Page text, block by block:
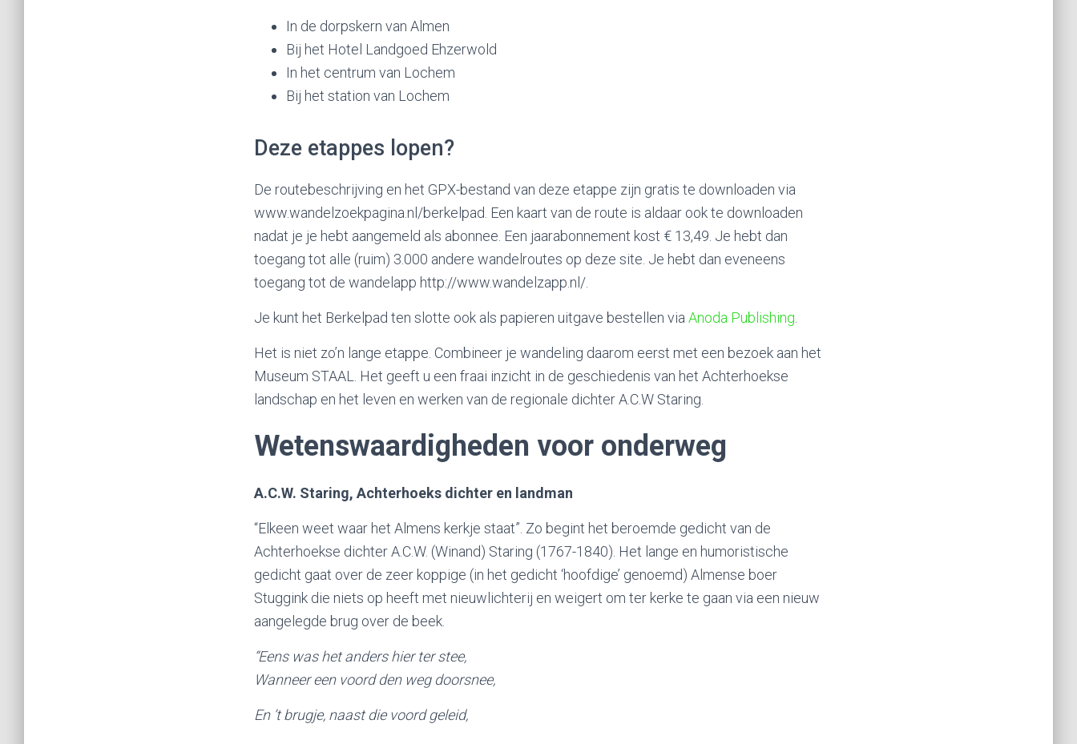
In de dorpskern van Almen
Bij het Hotel Landgoed Ehzerwold
In het centrum van Lochem
Bij het station van Lochem
Deze etappes lopen?
De routebeschrijving en het GPX-bestand van deze etappe zijn gratis te downloaden via
www.wandelzoekpagina.nl/berkelpad. Een kaart van de route is aldaar ook te downloaden
nadat je je hebt aangemeld als abonnee. Een jaarabonnement kost € 13,49. Je hebt dan
toegang tot alle (ruim) 3.000 andere wandelroutes op deze site. Je hebt dan eveneens
toegang tot de wandelapp http://www.wandelzapp.nl/.
Je kunt het Berkelpad ten slotte ook als papieren uitgave bestellen via Anoda Publishing
Het is niet zo’n lange etappe. Combineer je wandeling daarom eerst met een bezoek aan het
Museum STAAL. Het geeft u een fraai inzicht in de geschiedenis van het Achterhoekse
landschap en het leven en werken van de regionale dichter A.C.W Staring.
Wetenswaardigheden voor onderweg
A.C.W. Staring, Achterhoeks dichter en landman
“Elkeen weet waar het Almens kerkje staat”. Zo begint het beroemde gedicht van de
Achterhoekse dichter A.C.W. (Winand) Staring (1767-1840). Het lange en humoristische
gedicht gaat over de zeer koppige (in het gedicht ‘hoofdige’ genoemd) Almense boer
Stuggink die niets op heeft met nieuwlichterij en weigert om ter kerke te gaan via een nieuw
aangelegde brug over de beek.
“Eens was het anders hier ter stee,
Wanneer een voord den weg doorsnee,
En ’t brugje, naast die voord geleid,